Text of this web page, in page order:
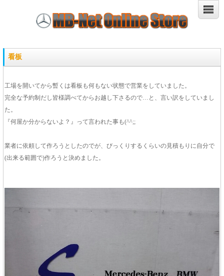
看板
工場を開いてから暫くは看板も何もない状態で営業をしていました。
完全な予約制だし皆様調べてからお越し下さるので…と、言い訳をしていまし
た。
『何屋か分からないよ？』って言われた事も(^^;;
業者に依頼して作ろうとしたのでが、びっくりするくらいの見積もりに自分で
(出来る範囲で)作ろうと決めました。